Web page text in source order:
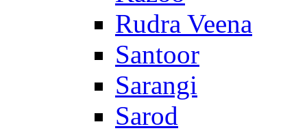
Rudra Veena
Santoor
Sarangi
Sarod